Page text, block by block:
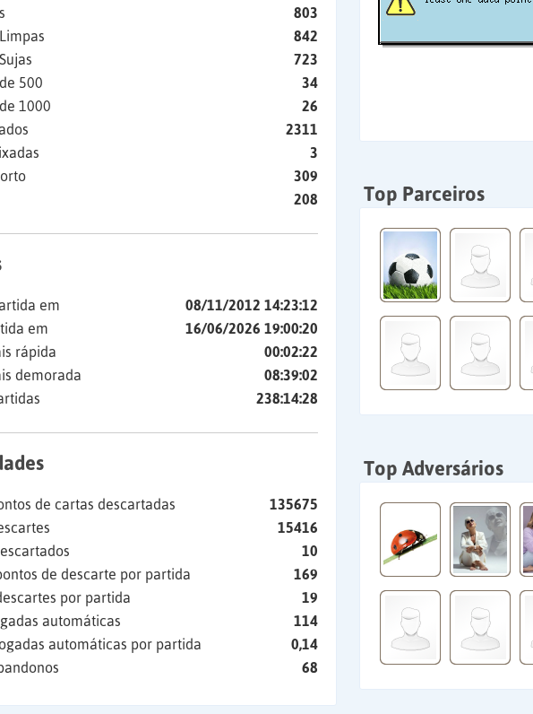
803
842
723
500
34
1000
26
2311
3
309
208
em
08/11/2012 14:23:12
em
16/06/2026 19:00:20
rápida
00:02:22
demorada
08:39:02
238:14:28
de cartas descartadas
135675
15416
10
de descarte por partida
169
por partida
19
automáticas
114
automáticas por partida
0,14
68
Top Parceiros
Top Adversários